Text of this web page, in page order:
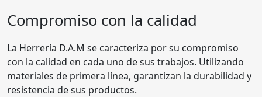
Compromiso con la calidad
La Herrería D.A.M se caracteriza por su compromiso
con la calidad en cada uno de sus trabajos. Utilizando
materiales de primera línea, garantizan la durabilidad y
resistencia de sus productos.